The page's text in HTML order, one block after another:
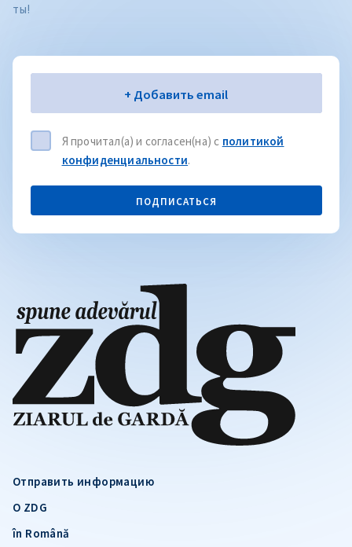
Отправить информацию
О ZDG
în Română
ты!
Электронная почта+ Добавить email
Я прочитал(а) и согласен(на) с политикой
конфиденциальности.
ПОДПИСАТЬСЯ